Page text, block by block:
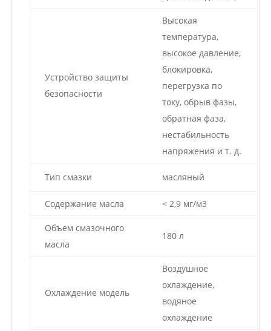
Устройство защиты
безопасности
Высокая
температура,
высокое давление,
блокировка,
перегрузка по
току, обрыв фазы,
обратная фаза,
нестабильность
напряжения и т. д.
Тип смазки масляный
Содержание масла < 2,9 мг/м3
Объем смазочного
масла
180 л
Охлаждение модель
Воздушное
охлаждение,
водяное
охлаждение